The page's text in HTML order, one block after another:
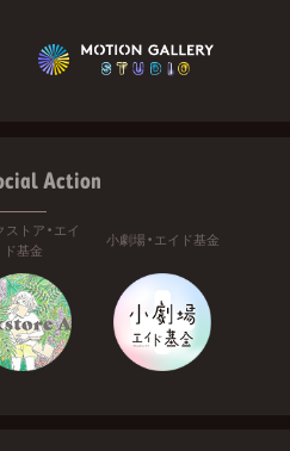
Action
ストア・エイ
ド基金
小劇場・エイド基金